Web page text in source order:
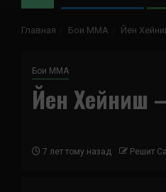
Главная Бои ММА Йен
Бои ММА
Йен Хейниш
7 лет тому назад Решит